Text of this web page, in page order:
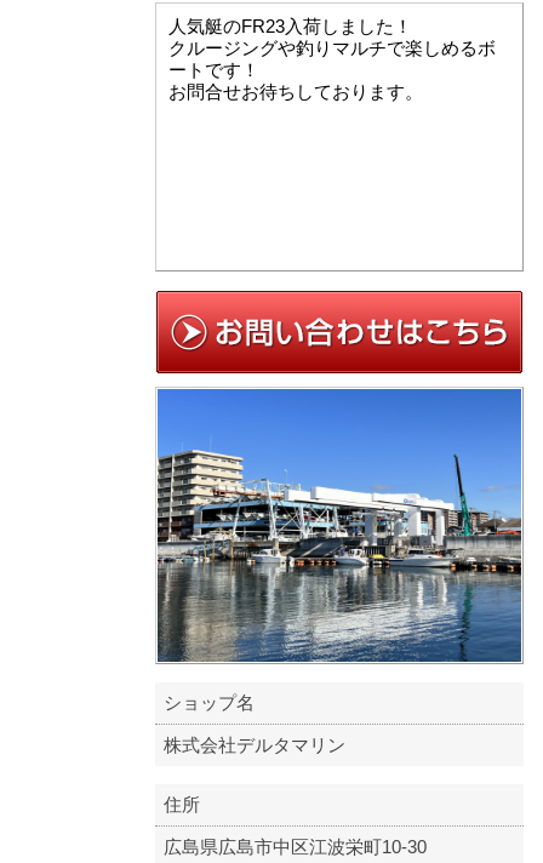
人気艇のFR23入荷しました！
クルージングや釣りマルチで楽しめるボ
ートです！
お問合せお待ちしております。
ショップ名
株式会社デルタマリン
住所
広島県広島市中区江波栄町10-30